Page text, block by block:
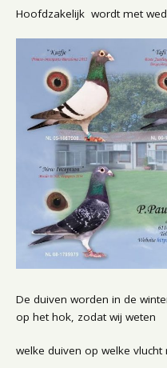
Hoofdzakelijk wordt met
De duiven worden in de
op het hok, zodat wij weten
welke duiven op welke vlucht